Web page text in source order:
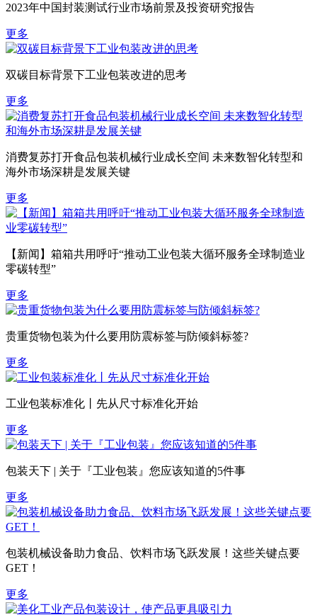
2023年中国封装测试行业市场前景及投资研究报告
更多
双碳目标背景下工业包装改进的思考
更多
消费复苏打开食品包装机械行业成长空间 未来数智化转型和
海外市场深耕是发展关键
更多
【新闻】箱箱共用呼吁“推动工业包装大循环服务全球制造业
零碳转型”
更多
贵重货物包装为什么要用防震标签与防倾斜标签?
更多
工业包装标准化丨先从尺寸标准化开始
更多
包装天下 | 关于『工业包装』您应该知道的5件事
更多
包装机械设备助力食品、饮料市场飞跃发展！这些关键点要
GET！
更多